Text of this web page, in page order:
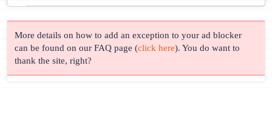
More details on how to add an exception to your ad blocker
can be found on our FAQ page (click here). You do want to
thank the site, right?